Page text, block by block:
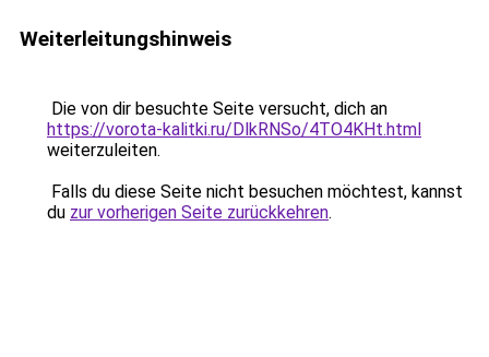
Weiterleitungshinweis
Die von dir besuchte Seite versucht, dich an
https://vorota-kalitki.ru/DlkRNSo/4TO4KHt.html
weiterzuleiten.
Falls du diese Seite nicht besuchen möchtest, kannst
du zur vorherigen Seite zurückkehren.